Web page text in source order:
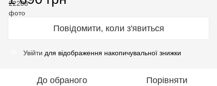
Повідомити, коли з'явиться
Увійти для відображення накопичувальної знижки
До обраного Порівняти